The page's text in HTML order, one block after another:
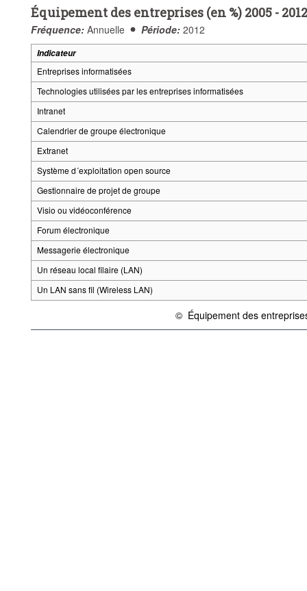
Équipement des entreprises (en %) 2005 - 2012
Fréquence: Annuelle Période: 2012
Indicateur
Entreprises informatisées
Technologies utilisées par les entreprises informatisées
Intranet
Calendrier de groupe électronique
Extranet
Système d´exploitation open source
Gestionnaire de projet de groupe
Visio ou vidéoconférence
Forum électronique
Messagerie électronique
Un réseau local filaire (LAN)
Un LAN sans fil (Wireless LAN)
©
{link} Conditions d'utilisation
Équipement des